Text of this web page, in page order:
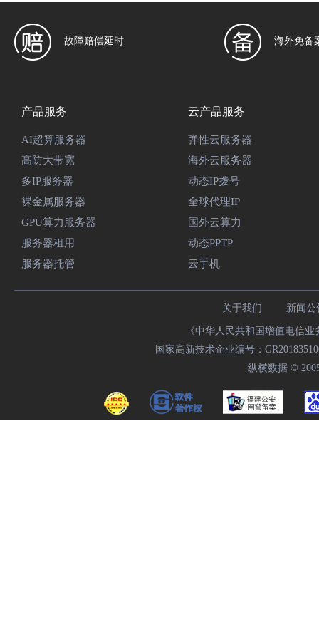
故障赔偿延时 海外免备
产品服务
AI超算服务器
高防大带宽
多IP服务器
裸金属服务器
GPU算力服务器
服务器租用
服务器托管
云产品服务
弹性云服务器
海外云服务器
动态IP拨号
全球代理IP
国外云算力
动态PPTP
云手机
关于我们 新闻公
《中华人民共和国增值电信
国家高新技术企业编号：
纵横数据 ©